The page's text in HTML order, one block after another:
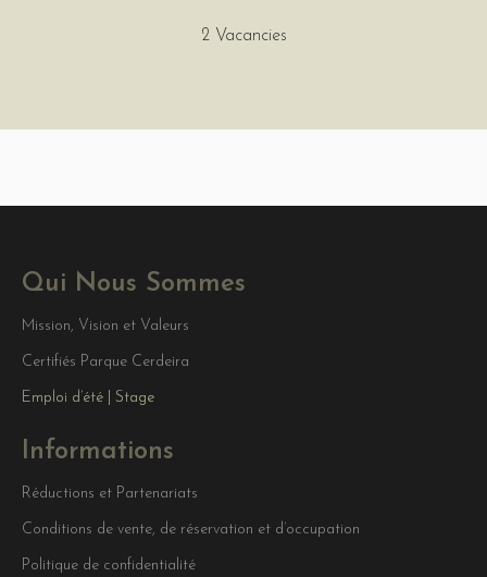
2 Vacancies
Qui Nous Sommes
Mission, Vision et Valeurs
Certifiés Parque Cerdeira
Emploi d’été | Stage
Informations
Réductions et Partenariats
Conditions de vente, de réservation et d’occupation
Politique de confidentialité